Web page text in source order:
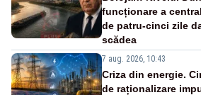
funcționare a
de patru-cinci zile
scădea
7 aug. 2026, 10:43
Criza din energie.
de raționalizare